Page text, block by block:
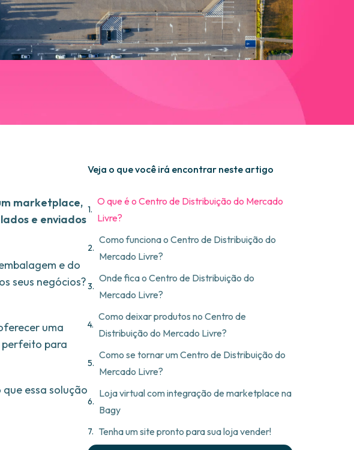
marketplace,
e enviados
e do
seus negócios?
uma
perfeito para
essa solução
Veja o que você irá encontrar neste artigo
O que é o Centro de Distribuição do Mercado
Livre?
Como funciona o Centro de Distribuição do
Mercado Livre?
Onde fica o Centro de Distribuição do
Mercado Livre?
Como deixar produtos no Centro de
Distribuição do Mercado Livre?
Como se tornar um Centro de Distribuição do
Mercado Livre?
Loja virtual com integração de marketplace na
Bagy
Tenha um site pronto para sua loja vender!